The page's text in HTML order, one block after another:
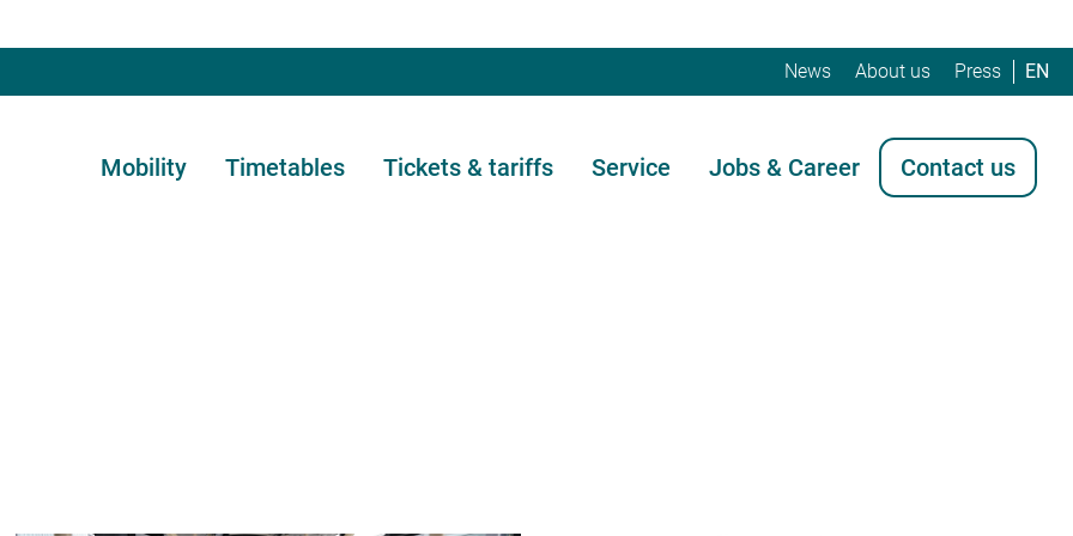
News About us Press EN
Mobility Timetables Tickets & tariffs Service Jobs & Career Contact us